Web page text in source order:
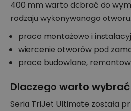
400 mm warto dobrać do
rodzaju wykonywanego otworu.
prace montażowe i
wiercenie otworów pod
prace budowlane,
Dlaczego warto
Seria TriJet Ultimate została